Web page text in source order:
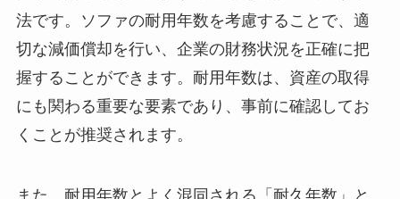
法です。ソファの耐用年数を考慮することで、適
切な減価償却を行い、企業の財務状況を正確に把
握することができます。耐用年数は、資産の取得
にも関わる重要な要素であり、事前に確認してお
くことが推奨されます。
また、耐用年数とよく混同される「耐久年数」と